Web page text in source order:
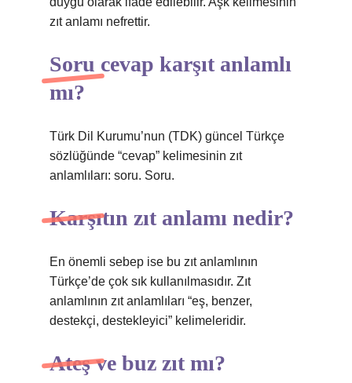
zıt anlamı nefrettir.
Soru cevap karşıt anlamlı
mı?
Türk Dil Kurumu’nun (TDK) güncel Türkçe
sözlüğünde “cevap” kelimesinin zıt
anlamlıları: soru. Soru.
Karşıtın zıt anlamı nedir?
En önemli sebep ise bu zıt anlamlının
Türkçe’de çok sık kullanılmasıdır. Zıt
anlamlının zıt anlamlıları “eş, benzer,
destekçi, destekleyici” kelimeleridir.
Ateş ve buz zıt mı?